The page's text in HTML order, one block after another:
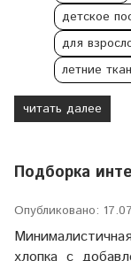
детское
для
летние
читать далее
Подборка
Опубликовано:
хлопка с